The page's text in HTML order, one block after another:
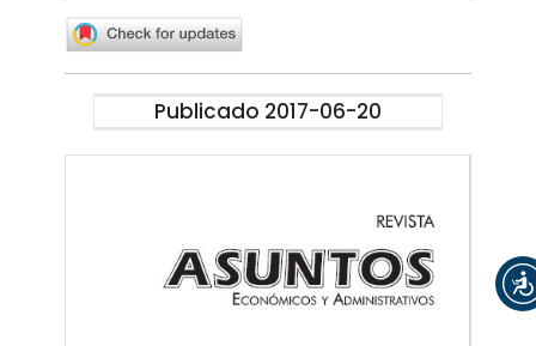
Publicado 2017-06-20